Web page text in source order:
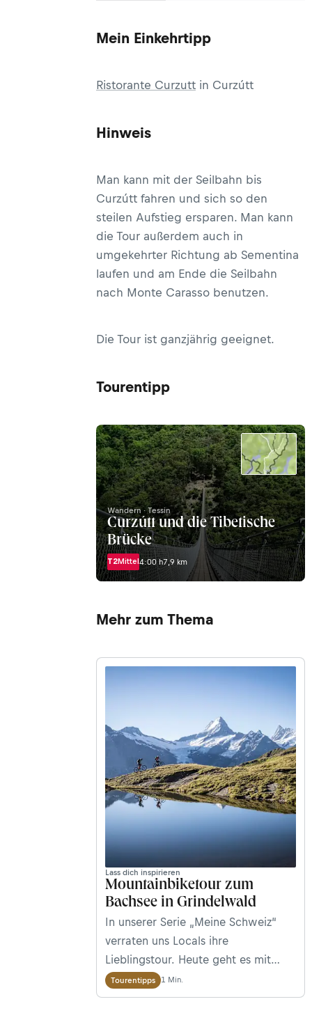
Mein Einkehrtipp
Ristorante Curzutt in Curzútt
Hinweis
Man kann mit der Seilbahn bis
Curzútt fahren und sich so den
steilen Aufstieg ersparen. Man kann
die Tour außerdem auch in
umgekehrter Richtung ab Sementina
laufen und am Ende die Seilbahn
nach Monte Carasso benutzen.
Die Tour ist ganzjährig geeignet.
Tourentipp
Wandern · Tessin
Curzútt und die Tibetische
Brücke
T2Mittel 4:00 h7,9 km
Mehr zum Thema
Lass dich inspirieren
Mountainbiketour zum
Bachsee in Grindelwald
In unserer Serie „Meine Schweiz“
verraten uns Locals ihre
Lieblingstour. Heute geht es mit
Mountainbiker und Sportshop-
Inhaber Markus Gerber zum
Tourentipps 1 Min.